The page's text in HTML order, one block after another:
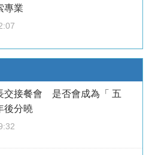
專業
交接餐會 是否會成為「 五
後分曉